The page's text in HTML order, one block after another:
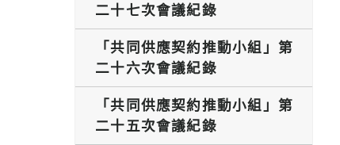
二十七次會議紀錄
「共同供應契約推動小組」第
二十六次會議紀錄
「共同供應契約推動小組」第
二十五次會議紀錄